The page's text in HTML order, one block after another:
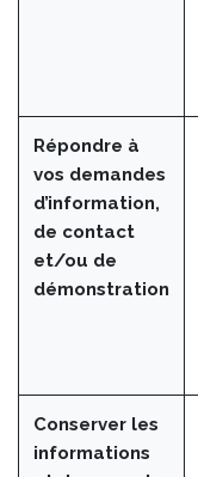
Répondre à
vos demandes
d’information,
de contact
et/ou de
démonstration
Conserver les
informations